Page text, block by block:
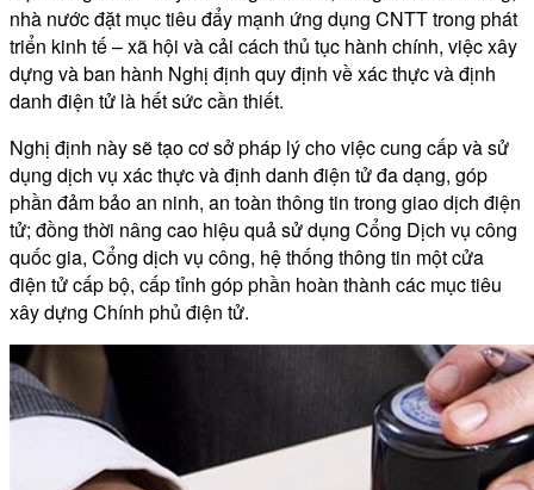
nhà nước đặt mục tiêu đẩy mạnh ứng dụng CNTT trong phát
triển kinh tế – xã hội và cải cách thủ tục hành chính, việc xây
dựng và ban hành Nghị định quy định về xác thực và định
danh điện tử là hết sức cần thiết.
Nghị định này sẽ tạo cơ sở pháp lý cho việc cung cấp và sử
dụng dịch vụ xác thực và định danh điện tử đa dạng, góp
phần đảm bảo an ninh, an toàn thông tin trong giao dịch điện
tử; đồng thời nâng cao hiệu quả sử dụng Cổng Dịch vụ công
quốc gia, Cổng dịch vụ công, hệ thống thông tin một cửa
điện tử cấp bộ, cấp tỉnh góp phần hoàn thành các mục tiêu
xây dựng Chính phủ điện tử.